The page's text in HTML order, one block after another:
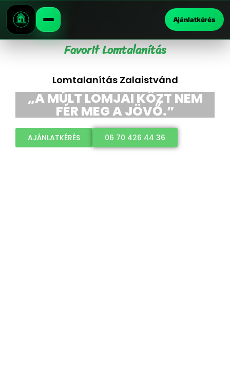
Ajánlatkérés
Favorit Lomtalanítás
Lomtalanítás Zalaistvánd
„A MÚLT LOMJAI KÖZT NEM
FÉR MEG A JÖVŐ.”
AJÁNLATKÉRÉS 06 70 426 44 36